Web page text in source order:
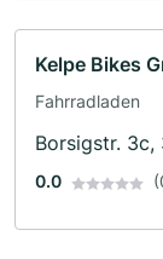
Kelpe Bikes
Fahrradladen
Borsigstr. 3c,
0.0